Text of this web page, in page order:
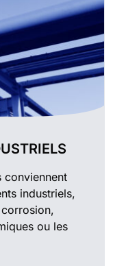
conviennent
industriels,
ou les